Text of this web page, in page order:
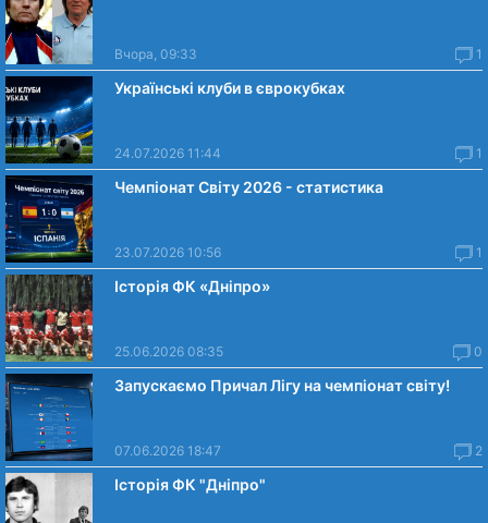
Вчора, 09:33 1
Українські клуби в єврокубках
24.07.2026 11:44 1
Чемпіонат Світу 2026 - статистика
23.07.2026 10:56 1
Історія ФК «Дніпро»
25.06.2026 08:35 0
Запускаємо Причал Лігу на чемпіонат світу!
07.06.2026 18:47 2
Історія ФК "Дніпро"